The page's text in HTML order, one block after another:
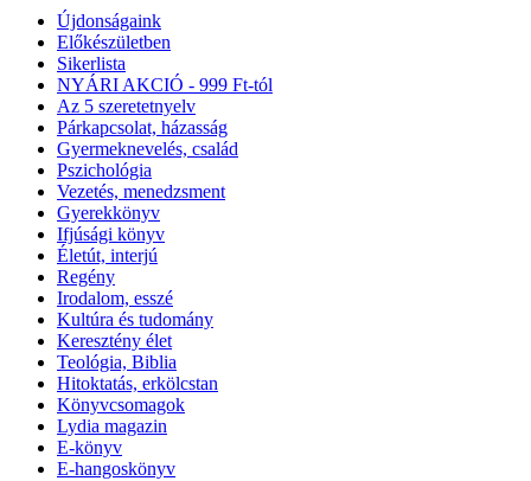
Újdonságaink
Előkészületben
Sikerlista
NYÁRI AKCIÓ - 999 Ft-tól
Az 5 szeretetnyelv
Párkapcsolat, házasság
Gyermeknevelés, család
Pszichológia
Vezetés, menedzsment
Gyerekkönyv
Ifjúsági könyv
Életút, interjú
Regény
Irodalom, esszé
Kultúra és tudomány
Keresztény élet
Teológia, Biblia
Hitoktatás, erkölcstan
Könyvcsomagok
Lydia magazin
E-könyv
E-hangoskönyv